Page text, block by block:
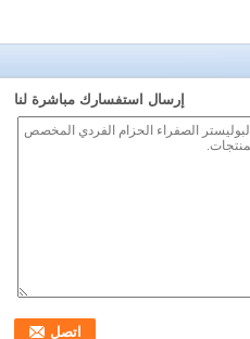
إرسال استفسارك مباشرة لنا